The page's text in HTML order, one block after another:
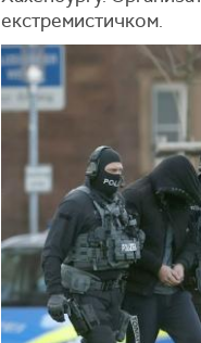
екстремистичком.